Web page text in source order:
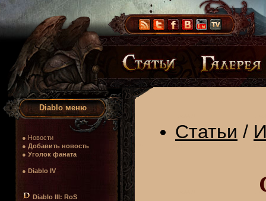
Diablo меню
● Новости
● Добавить новость
● Уголок фаната
● Diablo IV
Diablo III: RoS
Статьи /